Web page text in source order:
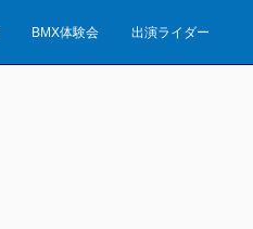
BMX体験会 出演ライダー